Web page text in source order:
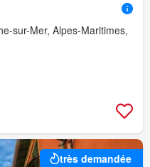
sur-Mer, Alpes-Maritimes,
très demandée